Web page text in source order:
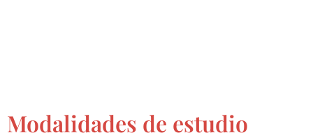
Modalidades de estudio